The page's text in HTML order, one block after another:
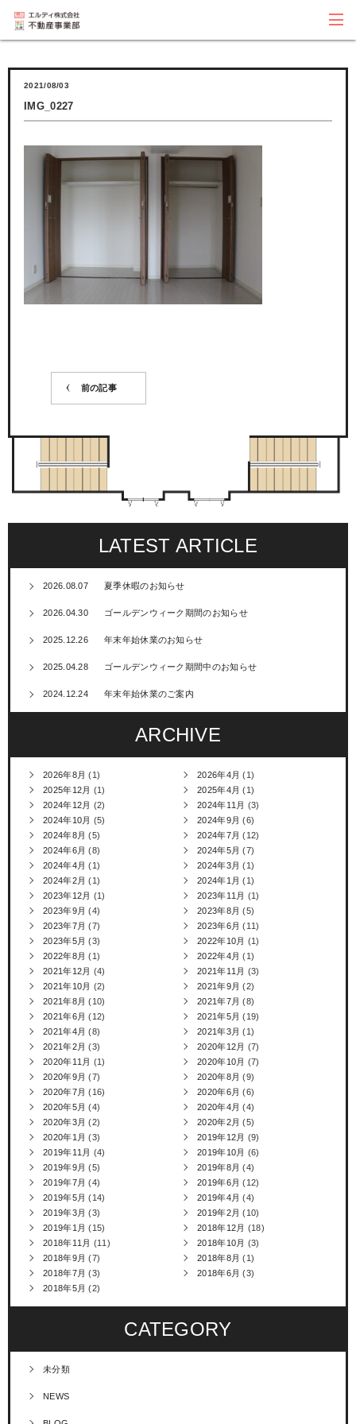
2021/08/03
IMG_0227
前の記事
LATEST ARTICLE
2026.08.07 夏季休暇のお知らせ
2026.04.30 ゴールデンウィーク期間のお知らせ
2025.12.26 年末年始休業のお知らせ
2025.04.28 ゴールデンウィーク期間中のお知らせ
2024.12.24 年末年始休業のご案内
ARCHIVE
2026年8月 (1) 2026年4月 (1)
2025年12月 (1) 2025年4月 (1)
2024年12月 (2) 2024年11月 (3)
2024年10月 (5) 2024年9月 (6)
2024年8月 (5) 2024年7月 (12)
2024年6月 (8) 2024年5月 (7)
2024年4月 (1) 2024年3月 (1)
2024年2月 (1) 2024年1月 (1)
2023年12月 (1) 2023年11月 (1)
2023年9月 (4) 2023年8月 (5)
2023年7月 (7) 2023年6月 (11)
2023年5月 (3) 2022年10月 (1)
2022年8月 (1) 2022年4月 (1)
2021年12月 (4) 2021年11月 (3)
2021年10月 (2) 2021年9月 (2)
2021年8月 (10) 2021年7月 (8)
2021年6月 (12) 2021年5月 (19)
2021年4月 (8) 2021年3月 (1)
2021年2月 (3) 2020年12月 (7)
2020年11月 (1) 2020年10月 (7)
2020年9月 (7) 2020年8月 (9)
2020年7月 (16) 2020年6月 (6)
2020年5月 (4) 2020年4月 (4)
2020年3月 (2) 2020年2月 (5)
2020年1月 (3) 2019年12月 (9)
2019年11月 (4) 2019年10月 (6)
2019年9月 (5) 2019年8月 (4)
2019年7月 (4) 2019年6月 (12)
2019年5月 (14) 2019年4月 (4)
2019年3月 (3) 2019年2月 (10)
2019年1月 (15) 2018年12月 (18)
2018年11月 (11) 2018年10月 (3)
2018年9月 (7) 2018年8月 (1)
2018年7月 (3) 2018年6月 (3)
2018年5月 (2)
CATEGORY
未分類
NEWS